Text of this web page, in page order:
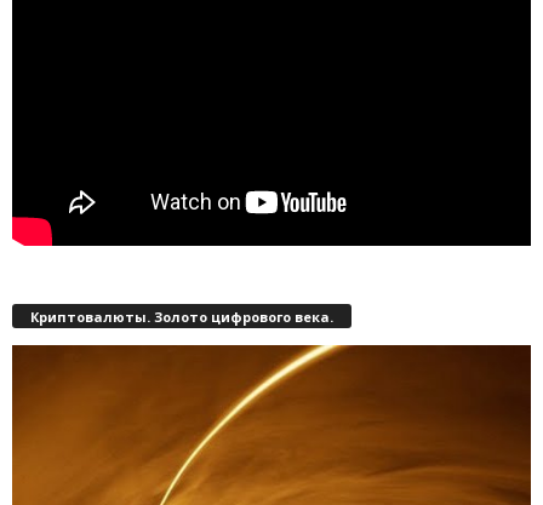
Криптовалюты. Золото цифрового века.